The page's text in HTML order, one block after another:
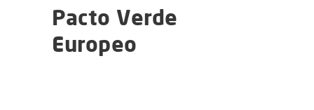
Pacto Verde
Europeo